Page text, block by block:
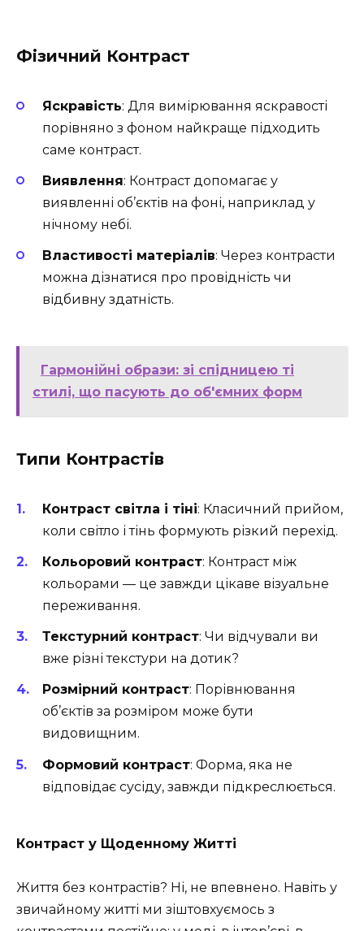
Фізичний Контраст
Яскравість: Для вимірювання яскравості
порівняно з фоном найкраще підходить
саме контраст.
Виявлення: Контраст допомагає у
виявленні об’єктів на фоні, наприклад у
нічному небі.
Властивості матеріалів: Через контрасти
можна дізнатися про провідність чи
відбивну здатність.
Гармонійні образи: зі спідницею ті
стилі, що пасують до об'ємних форм
Типи Контрастів
Контраст світла і тіні: Класичний прийом,
коли світло і тінь формують різкий перехід.
Кольоровий контраст: Контраст між
кольорами — це завжди цікаве візуальне
переживання.
Текстурний контраст: Чи відчували ви
вже різні текстури на дотик?
Розмірний контраст: Порівнювання
об’єктів за розміром може бути
видовищним.
Формовий контраст: Форма, яка не
відповідає сусіду, завжди підкреслюється.
Контраст у Щоденному Житті
Життя без контрастів? Ні, не впевнено. Навіть у
звичайному житті ми зіштовхуємось з